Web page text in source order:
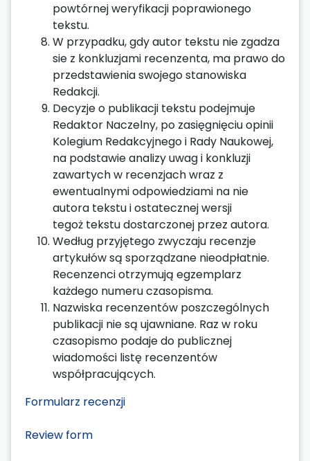
powtórnej weryfikacji poprawionego
tekstu.
W przypadku, gdy autor tekstu nie zgadza
sie z konkluzjami recenzenta, ma prawo do
przedstawienia swojego stanowiska
Redakcji.
Decyzje o publikacji tekstu podejmuje
Redaktor Naczelny, po zasięgnięciu opinii
Kolegium Redakcyjnego i Rady Naukowej,
na podstawie analizy uwag i konkluzji
zawartych w recenzjach wraz z
ewentualnymi odpowiedziami na nie
autora tekstu i ostatecznej wersji
tegoż tekstu dostarczonej przez autora.
Według przyjętego zwyczaju recenzje
artykułów są sporządzane nieodpłatnie.
Recenzenci otrzymują egzemplarz
każdego numeru czasopisma.
Nazwiska recenzentów poszczególnych
publikacji nie są ujawniane. Raz w roku
czasopismo podaje do publicznej
wiadomości listę recenzentów
współpracujących.
Formularz recenzji
Review form